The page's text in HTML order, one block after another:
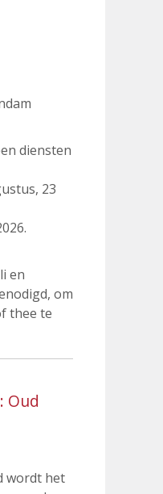
diensten
23
en
om
thee te
Oud
wordt het